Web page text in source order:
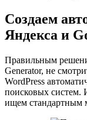
Создаем
Яндекса и
Правильным
Generator, не
WordPress
поисковых систем.
ищем стандартным